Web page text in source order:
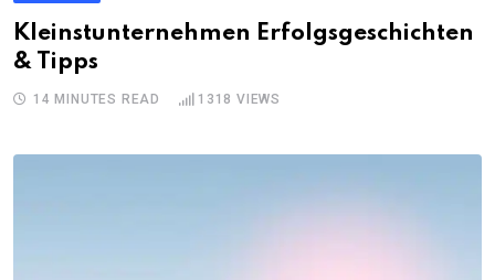
Kleinstunternehmen Erfolgsgeschichten
& Tipps
14 MINUTES READ 1318 VIEWS